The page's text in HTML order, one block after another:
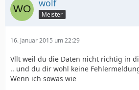
wolf
Meister
16. Januar 2015 um 22:29
Vllt weil du die Daten nicht richtig in
.. und du dir wohl keine
Wenn ich sowas wie